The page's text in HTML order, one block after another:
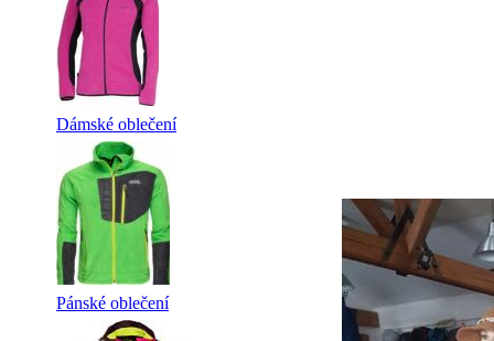
Dámské oblečení
Pánské oblečení